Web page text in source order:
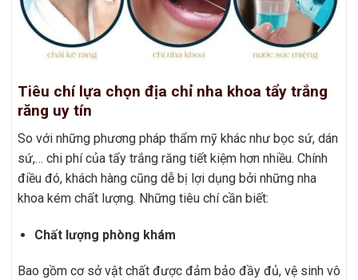
Tiêu chí lựa chọn địa chỉ nha khoa tẩy trắng
răng uy tín
So với những phương pháp thẩm mỹ khác như bọc sứ, dán
sứ,… chi phí của tẩy trắng răng tiết kiệm hơn nhiều. Chính
điều đó, khách hàng cũng dễ bị lợi dụng bởi những nha
khoa kém chất lượng. Những tiêu chí cần biết:
Chất lượng phòng khám
Bao gồm cơ sở vật chất được đảm bảo đầy đủ, vệ sinh vô